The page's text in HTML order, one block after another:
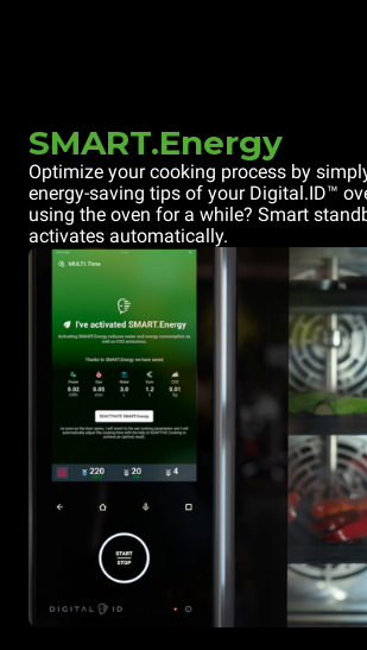
SMART.Energy
Optimize your cooking process by
energy-saving tips of your Digital.ID™
using the oven for a while? Smart
activates automatically.